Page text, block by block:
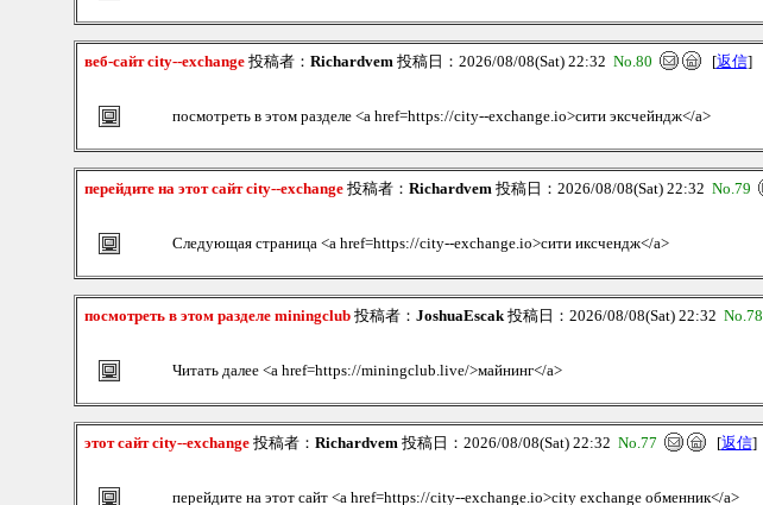
веб-сайт city--exchange投稿者： Richardvem投稿日：2026/08/08(Sat) 22:32 No.80 [返信]
посмотреть в этом разделе <a href=https://city--exchange.io>сити эксчейндж</a>
перейдите на этот сайт city--exchange投稿者： Richardvem投稿日：2026/08/08(Sat) 22:32 No.79
Следующая страница <a href=https://city--exchange.io>сити иксчендж</a>
посмотреть в этом разделе miningclub投稿者： JoshuaEscak投稿日：2026/08/08(Sat) 22:32 No.78
Читать далее <a href=https://miningclub.live/>майнинг</a>
этот сайт city--exchange投稿者： Richardvem投稿日：2026/08/08(Sat) 22:32 No.77 [返信]
перейдите на этот сайт <a href=https://city--exchange.io>city exchange обменник</a>